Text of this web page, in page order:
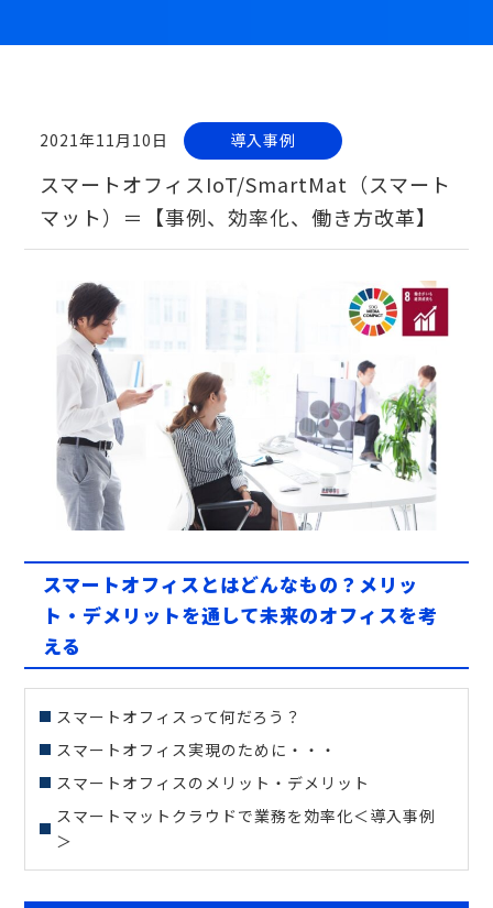
2021年11月10日 導入事例
スマートオフィスIoT/SmartMat（スマート
マット）＝【事例、効率化、働き方改革】
スマートオフィスとはどんなもの？メリッ
ト・デメリットを通して未来のオフィスを考
える
スマートオフィスって何だろう？
スマートオフィス実現のために・・・
スマートオフィスのメリット・デメリット
スマートマットクラウドで業務を効率化＜導入事例
＞